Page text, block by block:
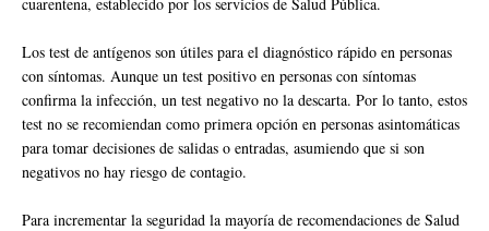
Los test de antígenos son útiles para el diagnóstico rápido en personas
con síntomas. Aunque un test positivo en personas con síntomas
confirma la infección, un test negativo no la descarta. Por lo tanto, estos
test no se recomiendan como primera opción en personas asintomáticas
para tomar decisiones de salidas o entradas, asumiendo que si son
negativos no hay riesgo de contagio.
Para incrementar la seguridad la mayoría de recomendaciones de Salud